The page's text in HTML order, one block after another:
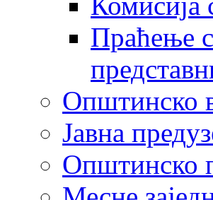
Праћење
Општинско
Јавна
Општинско